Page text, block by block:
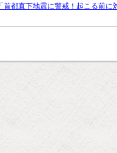
「首都直下地震に警戒！起こる前